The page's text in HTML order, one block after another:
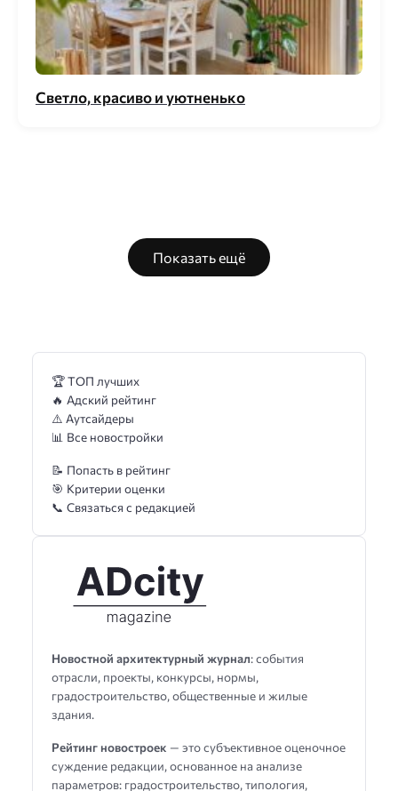
Светло, красиво и уютненько
Показать ещё
Новостной архитектурный журнал: события
отрасли, проекты, конкурсы, нормы,
градостроительство, общественные и жилые
здания.
Рейтинг новостроек — это субъективное оценочное
суждение редакции, основанное на анализе
параметров: градостроительство, типология,
🏆 ТОП лучших
🔥 Адский рейтинг
⚠️ Аутсайдеры
📊 Все новостройки
📝 Попасть в рейтинг
🎯 Критерии оценки
📞 Связаться с редакцией